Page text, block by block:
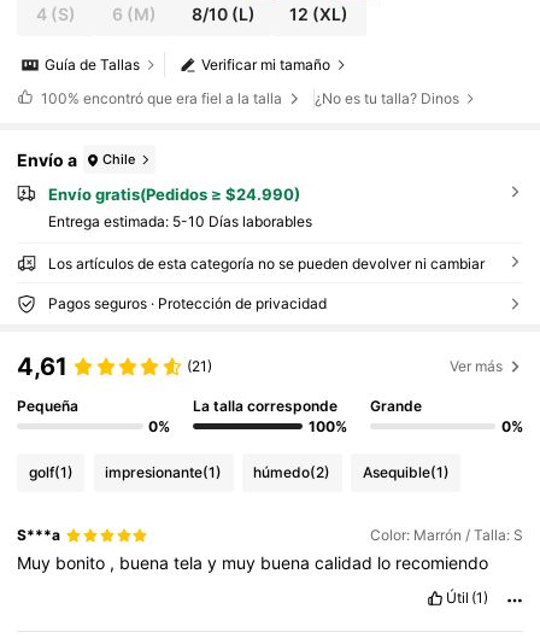
4 (S) 6 (M) 8/10(L) 12 (XL)
Verificar mi tamaño
Guía de Tallas
100% encontró que era fiel a la talla ¿No es tu talla? Dinos
Envío a Chile
Envío gratis(Pedidos ≥ $24.990)
Entrega estimada: 5-10 Días laborables
Los artículos de esta categoría no se pueden devolver ni cambiar
Pagos seguros · Protección de privacidad
4,61 (21) Ver más
Pequeña
0%
La talla corresponde
100%
Grande
0%
golf(1) impresionante(1) húmedo(2) Asequible(1)
S***a Color: Marrón / Talla: S
Muy bonito , buenatelay muy buenacalidad lo recomiendo
Útil (1)